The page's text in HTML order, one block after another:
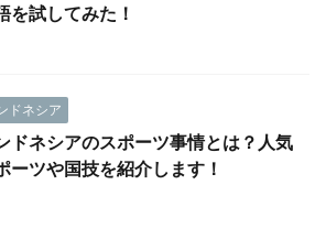
を試してみた！
ドネシア
ドネシアのスポーツ事情とは？人気
ーツや国技を紹介します！